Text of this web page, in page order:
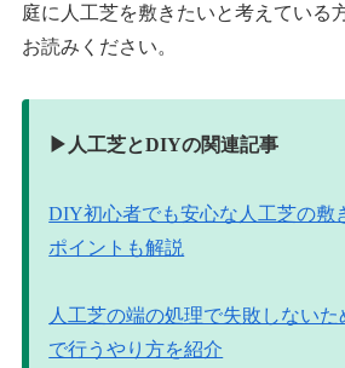
庭に人工芝を敷きたいと考えている
お読みください。
▶︎人工芝とDIYの関連記事
DIY初心者でも安心な人工芝の敷
ポイントも解説
人工芝の端の処理で失敗しない
で行うやり方を紹介